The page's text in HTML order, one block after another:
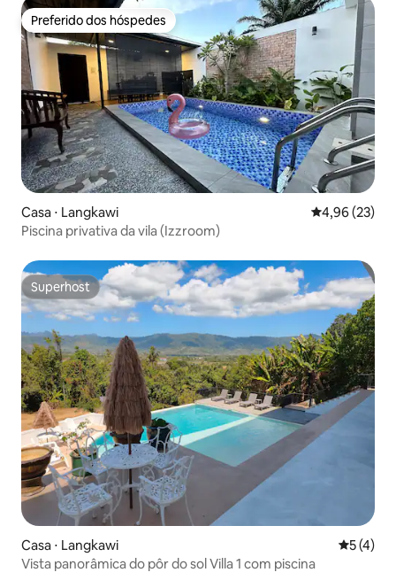
Preferido dos hóspedes
Preferido dos hóspedes
Casa ⋅ Langkawi 4,96 de uma
4,96 (23)
Piscina privativa da vila (Izzroom)
Superhost
Superhost
Casa ⋅ Langkawi 5 de
5 (4)
Vista panorâmica do pôr do sol Villa 1 com piscina